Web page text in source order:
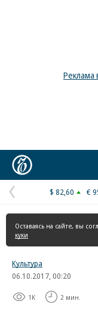
Реклама
Предыдущая
страница
$ 82,60 €
Оставаясь на сайте, вы
куки
Культура
06.10.2017, 00:20
1K 2 мин.